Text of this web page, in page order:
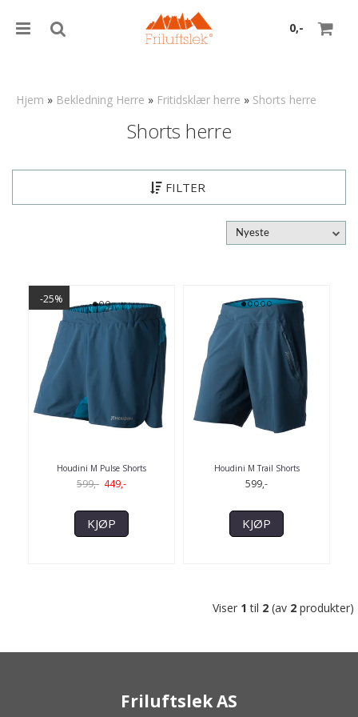
0,-
Hjem » Bekledning Herre » Fritidsklær herre » Shorts herre
Shorts herre
FILTER
Nyeste
-25%
Houdini M Pulse Shorts
599,- 449,-
KJØP
Houdini M Trail Shorts
599,-
KJØP
Viser 1 til 2 (av 2 produkter)
Friluftslek AS